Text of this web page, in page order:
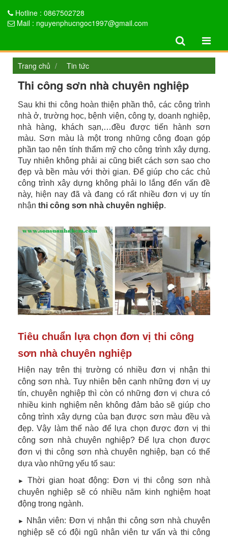
Hotline : 0867502728
Mail : nguyenphucngoc1997@gmail.com
Trang chủ Tin tức
Thi công sơn nhà chuyên nghiệp
Sau khi thi công hoàn thiện phần thô, các công trình
nhà ở, trường học, bệnh viện, công ty, doanh nghiệp,
nhà hàng, khách sạn,…đều được tiến hành sơn
màu. Sơn màu là một trong những công đoạn góp
phần tạo nên tính thẩm mỹ cho công trình xây dựng.
Tuy nhiên không phải ai cũng biết cách sơn sao cho
đẹp và bền màu với thời gian. Để giúp cho các chủ
công trình xây dựng không phải lo lắng đến vấn đề
này, hiện nay đã và đang có rất nhiều đơn vị uy tín
nhận thi công sơn nhà chuyên nghiệp.
Tiêu chuẩn lựa chọn đơn vị thi công
sơn nhà chuyên nghiệp
Hiện nay trên thị trường có nhiều đơn vị nhận thi
công sơn nhà. Tuy nhiên bên cạnh những đơn vị uy
tín, chuyên nghiệp thì còn có những đơn vị chưa có
nhiều kinh nghiệm nên không đảm bảo sẽ giúp cho
công trình xây dựng của bạn được sơn màu đều và
đẹp. Vậy làm thế nào để lựa chọn được đơn vị thi
công sơn nhà chuyên nghiệp? Để lựa chọn được
đơn vị thi công sơn nhà chuyên nghiệp, bạn có thể
dựa vào những yếu tố sau:
► Thời gian hoạt động: Đơn vị thi công sơn nhà
chuyên nghiệp sẽ có nhiều năm kinh nghiệm hoạt
động trong ngành.
►
Nhân viên: Đơn vị nhận thi công sơn nhà chuyên
nghiệp sẽ có đội ngũ nhân viên tư vấn và thi công